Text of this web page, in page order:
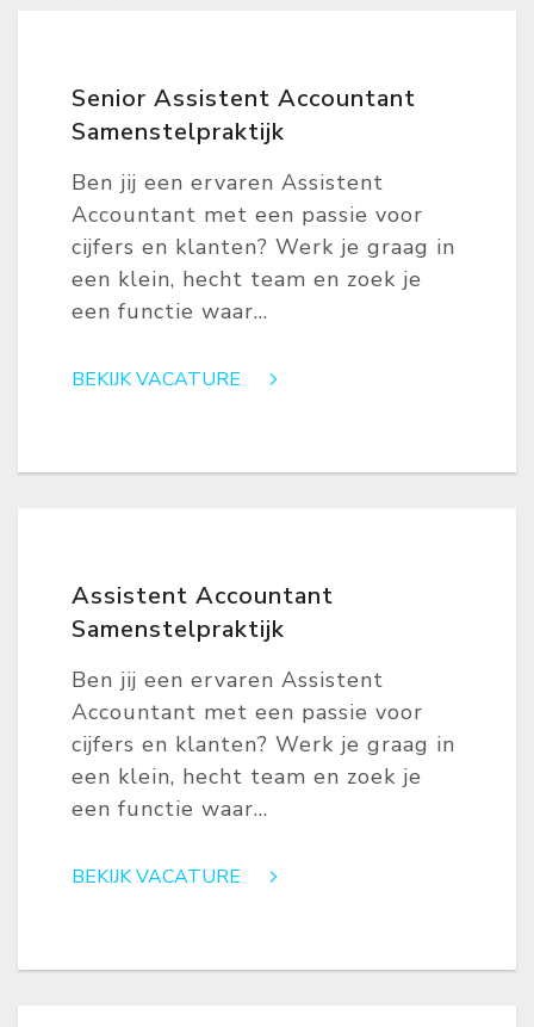
Senior Assistent Accountant
Samenstelpraktijk
Ben jij een ervaren Assistent
Accountant met een passie voor
cijfers en klanten? Werk je graag in
een klein, hecht team en zoek je
een functie waar...
BEKIJK VACATURE
Assistent Accountant
Samenstelpraktijk
Ben jij een ervaren Assistent
Accountant met een passie voor
cijfers en klanten? Werk je graag in
een klein, hecht team en zoek je
een functie waar...
BEKIJK VACATURE